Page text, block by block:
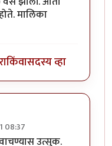
मालिका
किंवासदस्य व्हा
08:37
उत्सुक.